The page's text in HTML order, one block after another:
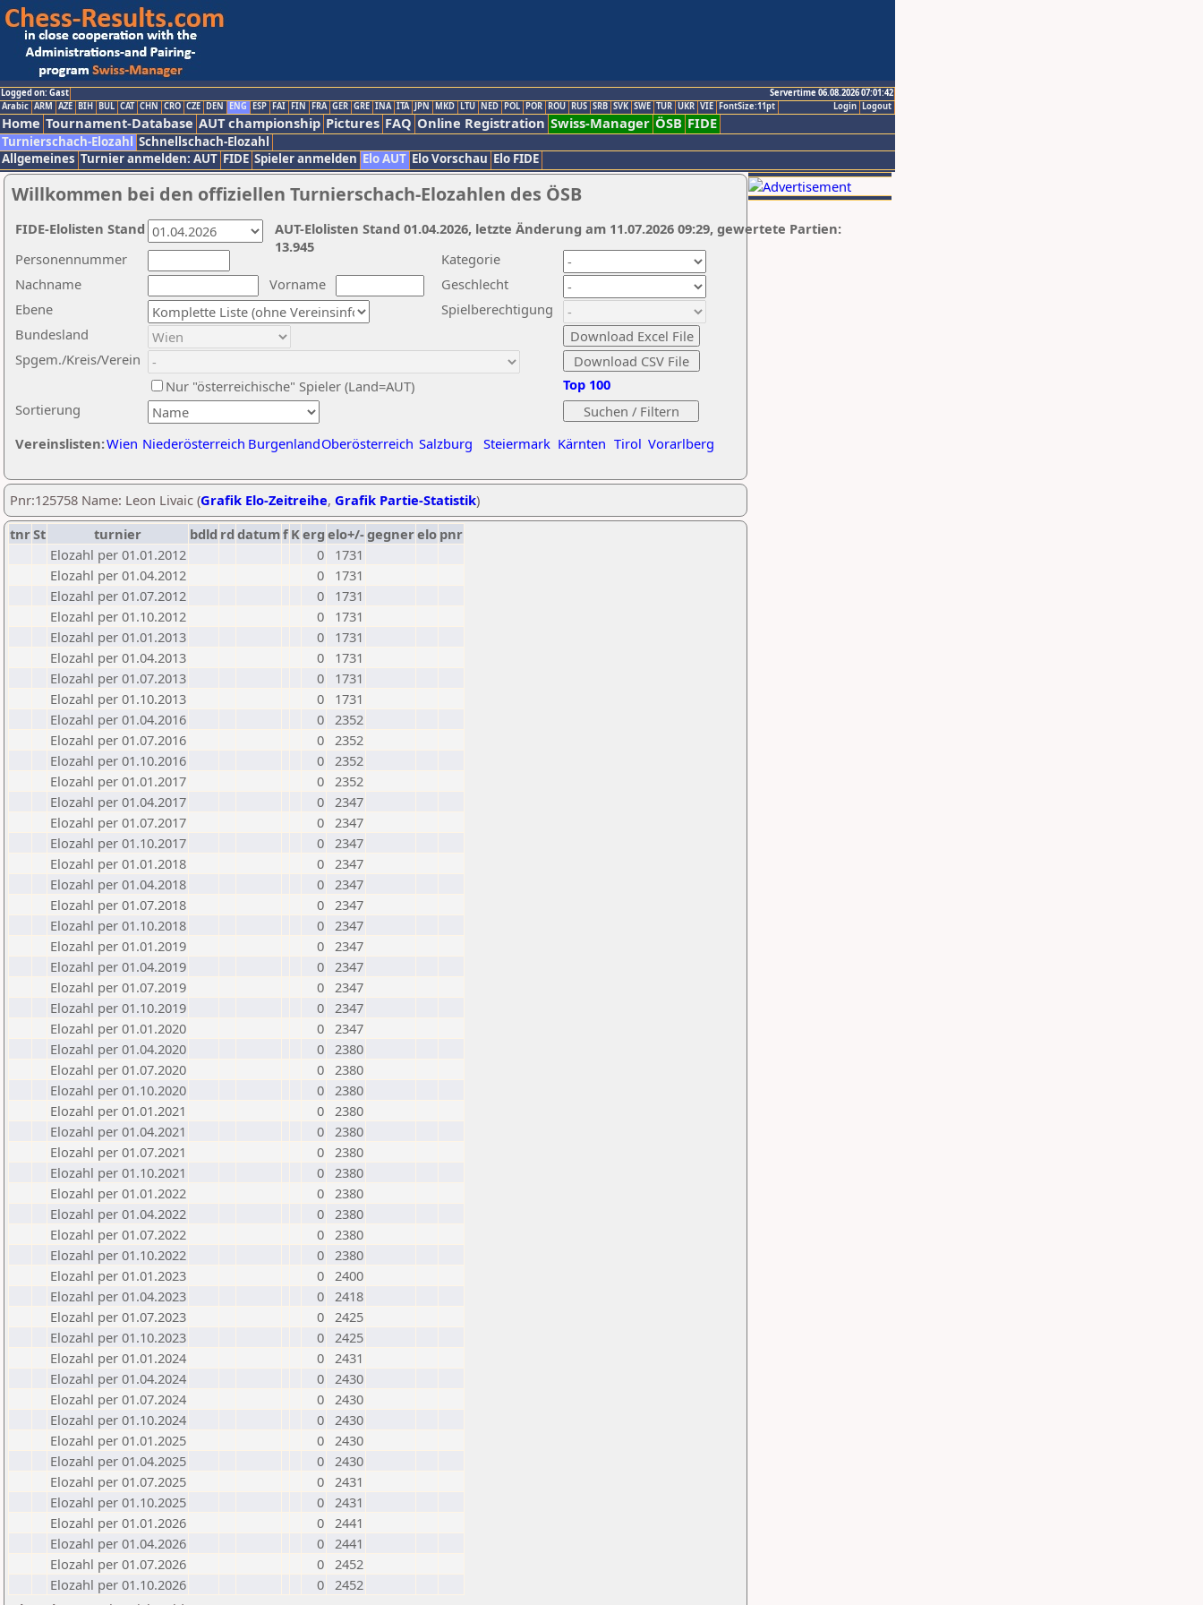
Logged on: Gast
Servertime 06.08.2026 07:01:42
Logout
Login
Arabic ARM AZE BIH BUL CAT CHN CRO CZE DEN ENG ESP FAI FIN FRA GER GRE INA ITA JPN MKD LTU NED POL POR ROU RUS SRB SVK SWE TUR UKR VIE FontSize:11pt
Home Tournament-Database AUT championship Pictures FAQ Online Registration Swiss-Manager ÖSB FIDE
Turnierschach-Elozahl Schnellschach-Elozahl
Allgemeines Turnier anmelden: AUT FIDE Spieler anmelden Elo AUT Elo Vorschau Elo FIDE
Willkommen bei den offiziellen Turnierschach-Elozahlen des ÖSB
Nachname
Vorname
Ebene
Kategorie
Sortierung
Personennummer
Bundesland
Spgem./Kreis/Verein
Geschlecht
Nur "österreichische" Spieler (Land=AUT)
Spielberechtigung
Vereinslisten:Wien Niederösterreich BurgenlandOberösterreich Salzburg Steiermark Kärnten Tirol Vorarlberg
Top 100
AUT-Elolisten Stand 01.04.2026, letzte Änderung am 11.07.2026 09:29, gewertete Partien:
13.945
FIDE-Elolisten Stand
Pnr:125758 Name: Leon Livaic (Grafik Elo-Zeitreihe, Grafik Partie-Statistik)
tnrSt turnier bdld rd datumf Kerg elo+/-gegnerelo pnr
Elozahl per 01.01.2012
0
1731
Elozahl per 01.04.2012
0
1731
Elozahl per 01.07.2012
0
1731
Elozahl per 01.10.2012
0
1731
Elozahl per 01.01.2013
0
1731
Elozahl per 01.04.2013
0
1731
Elozahl per 01.07.2013
0
1731
Elozahl per 01.10.2013
0
1731
Elozahl per 01.04.2016
0 2352
Elozahl per 01.07.2016
0 2352
Elozahl per 01.10.2016
0 2352
Elozahl per 01.01.2017
0 2352
Elozahl per 01.04.2017
0 2347
Elozahl per 01.07.2017
0 2347
Elozahl per 01.10.2017
0 2347
Elozahl per 01.01.2018
0 2347
Elozahl per 01.04.2018
0 2347
Elozahl per 01.07.2018
0 2347
Elozahl per 01.10.2018
0 2347
Elozahl per 01.01.2019
0 2347
Elozahl per 01.04.2019
0 2347
Elozahl per 01.07.2019
0 2347
Elozahl per 01.10.2019
0 2347
Elozahl per 01.01.2020
0 2347
Elozahl per 01.04.2020
0 2380
Elozahl per 01.07.2020
0 2380
Elozahl per 01.10.2020
0 2380
Elozahl per 01.01.2021
0 2380
Elozahl per 01.04.2021
0 2380
Elozahl per 01.07.2021
0 2380
Elozahl per 01.10.2021
0 2380
Elozahl per 01.01.2022
0 2380
Elozahl per 01.04.2022
0 2380
Elozahl per 01.07.2022
0 2380
Elozahl per 01.10.2022
0 2380
Elozahl per 01.01.2023
0 2400
Elozahl per 01.04.2023
0 2418
Elozahl per 01.07.2023
0 2425
Elozahl per 01.10.2023
0 2425
Elozahl per 01.01.2024
0 2431
Elozahl per 01.04.2024
0 2430
Elozahl per 01.07.2024
0 2430
Elozahl per 01.10.2024
0 2430
Elozahl per 01.01.2025
0 2430
Elozahl per 01.04.2025
0 2430
Elozahl per 01.07.2025
0 2431
Elozahl per 01.10.2025
0 2431
Elozahl per 01.01.2026
0 2441
Elozahl per 01.04.2026
0 2441
Elozahl per 01.07.2026
0 2452
Elozahl per 01.10.2026
0 2452